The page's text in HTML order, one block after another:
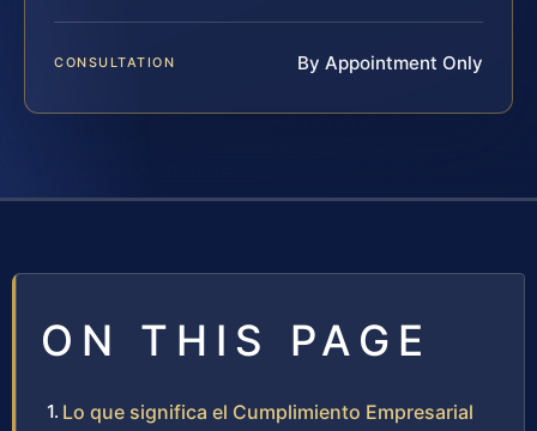
CONSULTATION By Appointment Only
ON THIS PAGE
Lo que significa el Cumplimiento Empresarial